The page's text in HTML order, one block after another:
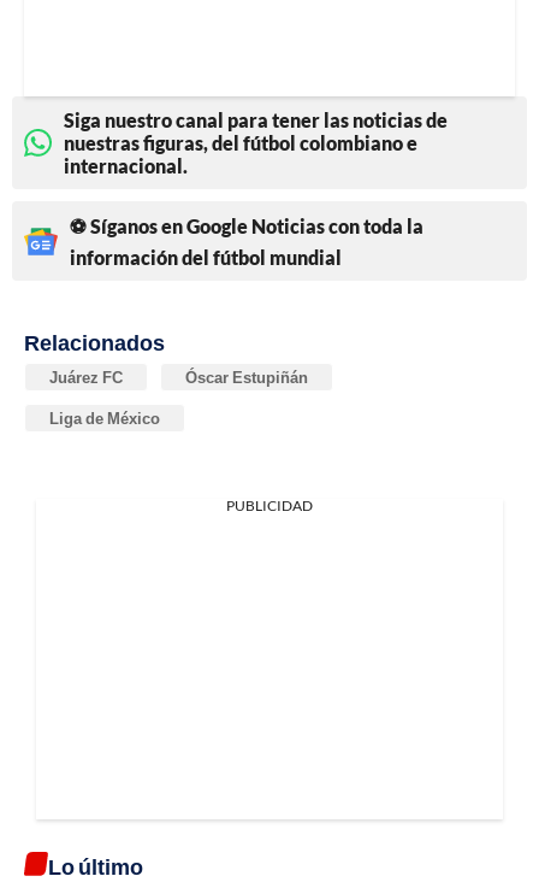
Siga nuestro canal para tener las noticias de
nuestras figuras, del fútbol colombiano e
internacional.
⚽ Síganos en Google Noticias con toda la
información del fútbol mundial
Relacionados
Juárez FC Óscar Estupiñán
Liga de México
PUBLICIDAD
Lo último